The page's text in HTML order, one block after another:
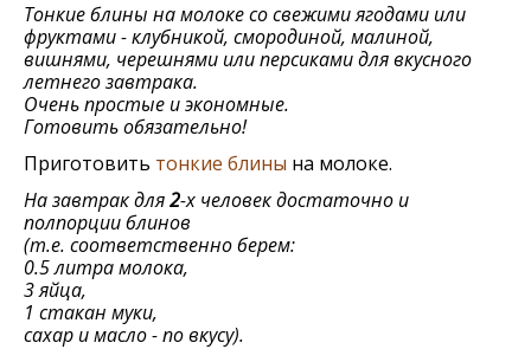
Тонкие блины на молоке со свежими ягодами или
фруктами - клубникой, смородиной, малиной,
вишнями, черешнями или персиками для вкусного
летнего завтрака.
Очень простые и экономные.
Готовить обязательно!
Приготовить тонкие блины на молоке.
На завтрак для2-х человек достаточно и
полпорции блинов
(т.е. соответственно берем:
0.5 литра молока,
3 яйца,
1 стакан муки,
сахар и масло - по вкусу).